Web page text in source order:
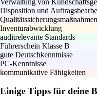
Disposition und
Qualitätssicherungsmaßnahmen
Inventurabwicklung
auditrelevante Standards
Führerschein Klasse B
gute Deutschkenntnisse
PC-Kenntnisse
kommunikative Fähigkeiten
Einige Tipps für deine